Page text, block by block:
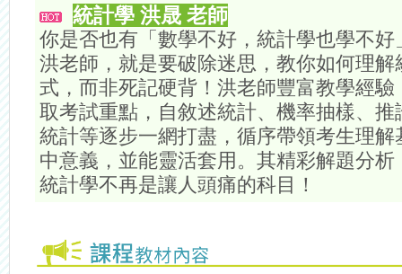
統計學 洪晟 老師
你是否也有「數學不好，統計學也學不
洪老師，就是要破除迷思，教你如何理
式，而非死記硬背！洪老師豐富教學經
取考試重點，自敘述統計、機率抽樣、
統計等逐步一網打盡，循序帶領考生理
中意義，並能靈活套用。其精彩解題分
統計學不再是讓人頭痛的科目！